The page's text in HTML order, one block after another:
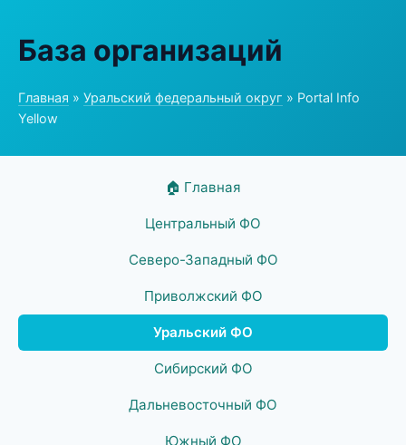
База организаций
Главная » Уральский федеральный округ » Portal Info
Yellow
🏠 Главная
Центральный ФО
Северо-Западный ФО
Приволжский ФО
Уральский ФО
Сибирский ФО
Дальневосточный ФО
Южный ФО